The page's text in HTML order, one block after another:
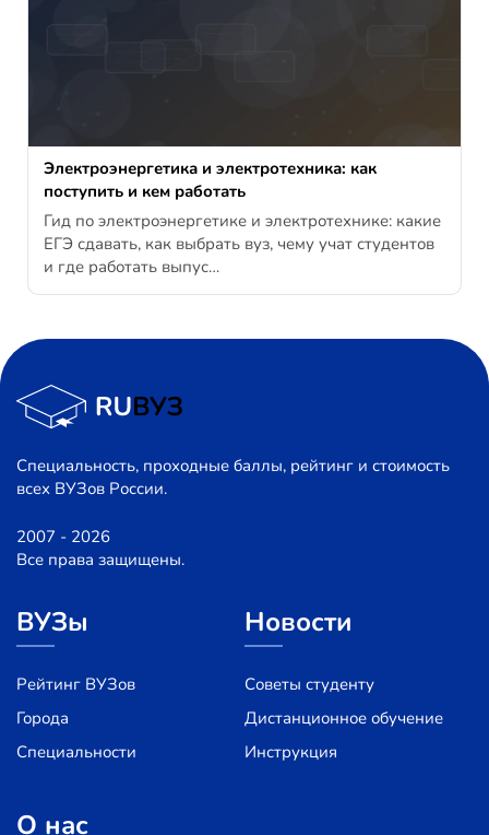
Электроэнергетика и электротехника: как
поступить и кем работать
Гид по электроэнергетике и электротехнике: какие
ЕГЭ сдавать, как выбрать вуз, чему учат студентов
и где работать выпус…
Специальность, проходные баллы, рейтинг и стоимость
всех ВУЗов России.
2007 - 2026
Все права защищены.
ВУЗы
Рейтинг ВУЗов
Города
Специальности
Новости
Советы студенту
Дистанционное обучение
Инструкция
О нас